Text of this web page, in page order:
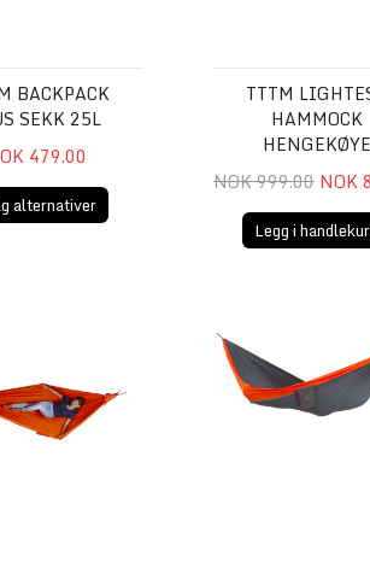
BACKPACK
SEKK 25L
479.00
alternativer
TTTM
HAMMOCK
HENGEKØYE
NOK 999.00 NOK
Legg i
HAMMOCK HengekøyeTicket To The